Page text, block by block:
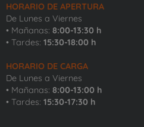
HORARIO DE APERTURA
De Lunes a Viernes
• Mañanas: 8:00-13:30 h
• Tardes: 15:30-18:00 h
HORARIO DE CARGA
De Lunes a Viernes
• Mañanas: 8:00-13:00 h
• Tardes: 15:30-17:30 h